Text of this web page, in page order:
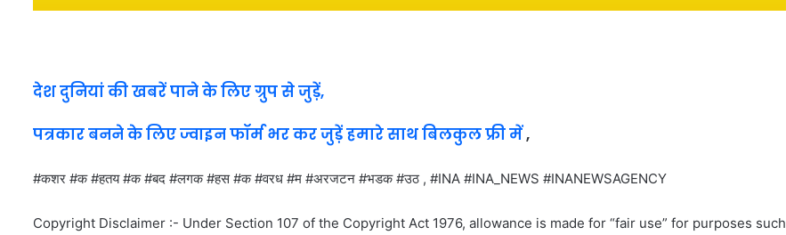
देश दुनियां की खबरें पाने के लिए ग्रुप से जुड़ें,
पत्रकार बनने के लिए ज्वाइन फॉर्म भर कर जुड़ें हमारे साथ बिलकुल फ्री में,
#कशर #क #हतय #क #बद #लगक #हस #क #वरध #म #अरजटन #भडक #उठ , #INA #INA_NEWS #INANEWSAGENCY
Copyright Disclaimer :- Under Section 107 of the Copyright Act 1976, allowance is made for “fair use” for purposes such